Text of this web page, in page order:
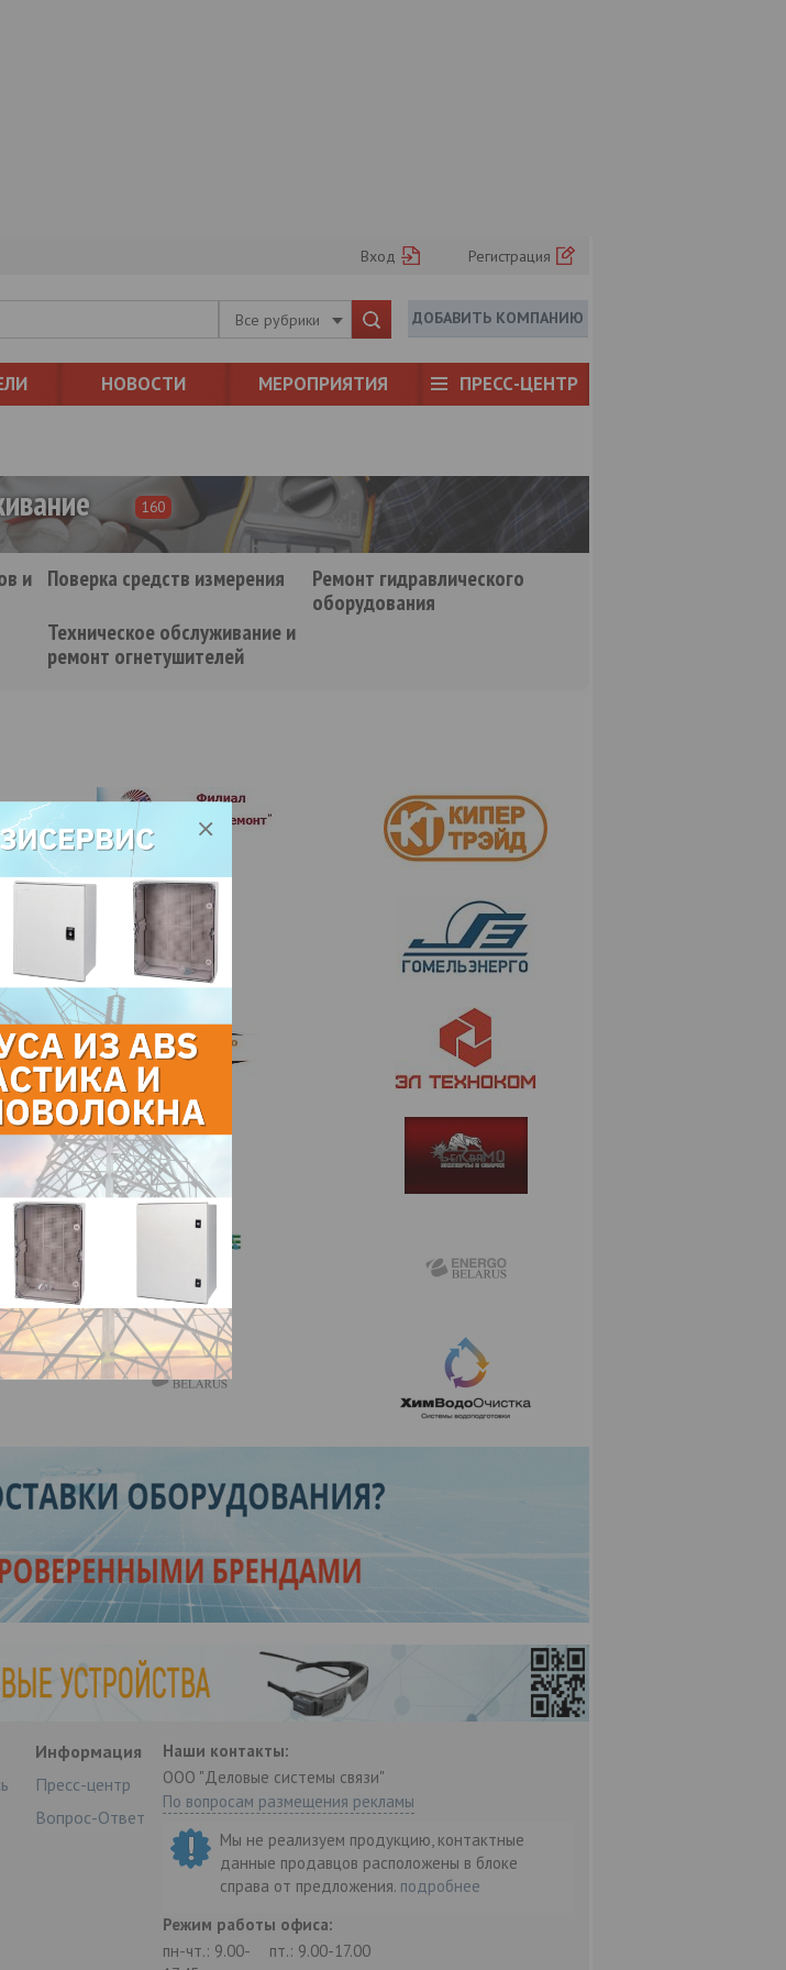
Вход Регистрация
Все рубрики ДОБАВИТЬ КОМПАНИЮ
НОВОСТИ МЕРОПРИЯТИЯ ПРЕСС-ЦЕНТР
160
и Поверка средств измерения
Ремонт гидравлического
оборудования
Техническое обслуживание и
ремонт огнетушителей
Информация
Пресс-центр
Вопрос-Ответ
Наши контакты:
ООО "Деловые системы связи"
По вопросам размещения рекламы
Мы не реализуем продукцию, контактные
данные продавцов расположены в блоке
справа от предложения. подробнее
Режим работы офиса:
пн-чт.: 9.00-
пт.: 9.00-17.00